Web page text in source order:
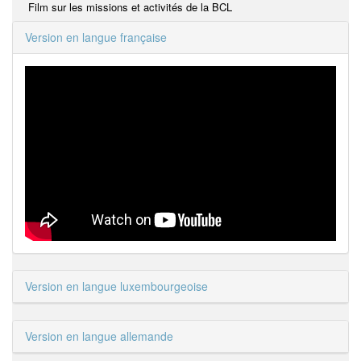
Film sur les missions et activités de la BCL
Version en langue française
Version en langue luxembourgeoise
Version en langue allemande